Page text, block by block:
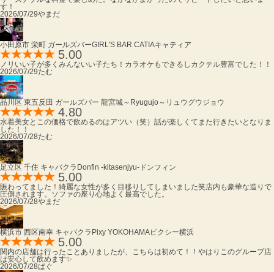
す！
2026/07/29やまだ
小田原市 栄町 ガールズバーGIRL'S BAR CATIAキャティア
5.00
ノリいい子が多くみんないい子たち！カラオケもできるしカクテル豊富でした！！
2026/07/29たむ
品川区 東五反田 ガールズバー 龍宮城～Ryugujo～ リュウグウジョウ
4.80
水着美女とこの価格で飲めるのはアツい（笑）話が楽しくてまた行きたいとなりま
した！！
2026/07/28たむ
足立区 千住 キャバクラ Donfin -kitasenjyu- ドンフィン
5.00
賑わってました！綺麗な女性が多く目移りしてしまいました笑店内も豪華な造りで
圧倒されます。ソファの座り心地よく最高でした。
2026/07/28やまだ
横浜市 西区南幸 キャバクラ Pixy YOKOHAMAピクシー横浜
5.00
関内の店舗は行ったことありましたが、こちらは初めて！！やはりこのグループ店
は安心して飲めます✨
2026/07/28ぱぐ